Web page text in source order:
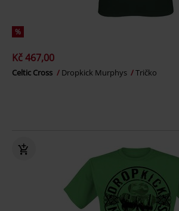
%
Kč 467,00
Celtic Cross Dropkick Murphys Tričko